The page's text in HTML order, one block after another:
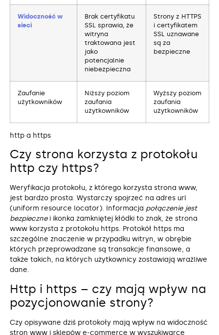
Widoczność w
sieci
Brak certyfikatu
SSL sprawia, że
witryna
traktowana jest
jako
potencjalnie
niebezpieczna
Strony z HTTPS
i certyfikatem
SSL uznawane
są za
bezpieczne
Zaufanie
użytkowników
Niższy poziom
zaufania
użytkowników
Wyższy poziom
zaufania
użytkowników
http a https
Czy strona korzysta z protokołu
http czy https?
Weryfikacja protokołu, z którego korzysta strona www,
jest bardzo prosta. Wystarczy spojrzeć na adres url
(uniform resource locator). Informacja połączenie jest
bezpiecznei ikonka zamkniętej kłódki to znak, że strona
www korzysta z protokołu https. Protokół https ma
szczególne znaczenie w przypadku witryn, w obrębie
których przeprowadzane są transakcje finansowe, a
także takich, na których użytkownicy zostawiają wrażliwe
dane.
Http i https – czy mają wpływ na
pozycjonowanie strony?
Czy opisywane dziś protokoły mają wpływ na widoczność
stron www i sklepów e-commerce w wyszukiwarce